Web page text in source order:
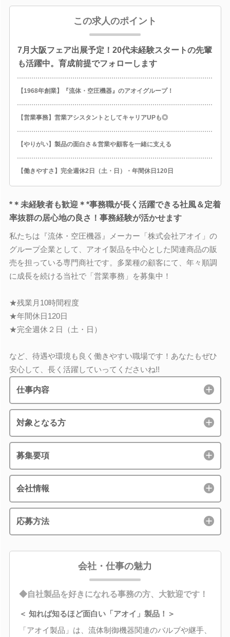
この求人のポイント
7月大阪フェア出展予定！20代未経験スタートの先輩
も活躍中。育成前提でフォローします
【1968年創業】『流体・空圧機器』のアオイグループ！
【営業事務】営業アシスタントとしてキャリアUPも◎
【やりがい】製品の面白さ＆営業や顧客を一緒に支える
【働きやすさ】完全週休2日（土・日）・年間休日120日
*＊未経験者も歓迎＊*事務職が長く活躍できる社風＆定着
率抜群の居心地の良さ！事務経験が活かせます
私たちは『流体・空圧機器』メーカー「株式会社アオイ」の
グループ企業として、アオイ製品を中心とした関連商品の販
売を担っている専門商社です。多業種の顧客にて、年々順調
に成長を続ける当社で「営業事務」を募集中！
★残業月10時間程度
★年間休日120日
★完全週休２日（土・日）
など、待遇や環境も良く働きやすい職場です！あなたもぜひ
安心して、長く活躍していってくださいね!!
仕事内容
対象となる方
募集要項
会社情報
応募方法
会社・仕事の魅力
◆自社製品を好きになれる事務の方、大歓迎です！
＜ 知れば知るほど面白い「アオイ」製品！＞
「アオイ製品」は、流体制御機器関連のバルブや継手、